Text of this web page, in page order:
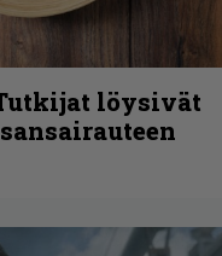
löysivät